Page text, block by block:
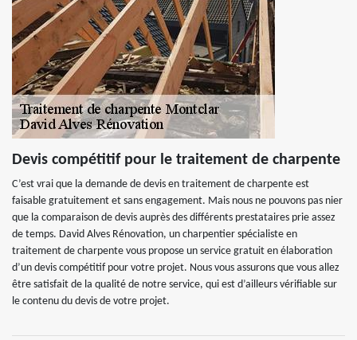
Devis compétitif pour le traitement de charpente
C’est vrai que la demande de devis en traitement de charpente est
faisable gratuitement et sans engagement. Mais nous ne pouvons pas nier
que la comparaison de devis auprès des différents prestataires prie assez
de temps. David Alves Rénovation, un charpentier spécialiste en
traitement de charpente vous propose un service gratuit en élaboration
d’un devis compétitif pour votre projet. Nous vous assurons que vous allez
être satisfait de la qualité de notre service, qui est d’ailleurs vérifiable sur
le contenu du devis de votre projet.